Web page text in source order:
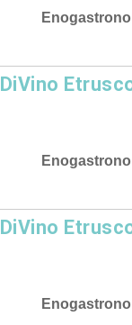
DiVino
DiVino